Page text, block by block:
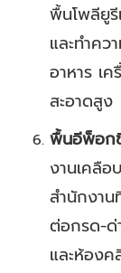
พื้นโพลียู
และทำคว
อาหาร เ
สะอาดสูง
พื้นอีพ็อก
งานเคลือ
สำนักงา
ต่อกรด-ด่
และห้องค